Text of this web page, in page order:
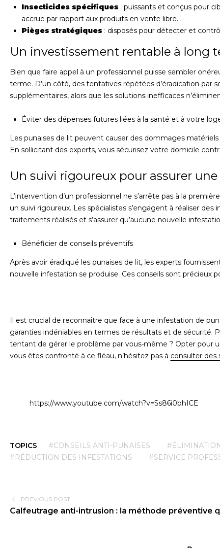
Insecticides spécifiques : puissants et conçus pour
accrue par rapport aux produits en vente libre.
Pièges stratégiques : disposés pour détecter et
Un investissement rentable à long
Bien que faire appel à un professionnel puisse sembler
terme. D’un côté, des tentatives répétées d’éradication par
supplémentaires, alors que les solutions inefficaces
Éviter des dépenses futures liées à la santé et à votre
Les punaises de lit peuvent causer des dommages
En sollicitant des experts, vous sécurisez votre domicile
Un suivi rigoureux pour assurer
L’intervention d’un professionnel ne s’arrête pas à la
un suivi rigoureux. Les spécialistes s’engagent à réaliser
traitements réalisés et s’assurer qu’aucune nouvelle
Bénéficier de conseils préventifs
Après avoir éradiqué les punaises de lit, les experts
nouvelle infestation se produise. Ces conseils sont précieux
Il est crucial de reconnaître que face à une infestation de
garanties indéniables en termes de résultats et de sécurité.
tentant de gérer le problème par vous-même ? Opter pour
vous êtes confronté à ce fléau, n’hésitez pas à consulter des
https://www.youtube.com/watch?v=Ss86i0bhICE
TOPICS #CONSEILS ANTI-PUNAISES
#RÉDUCTION DES INFESTATIONS
#SERVICE
PREVIOUS POST
Calfeutrage anti-intrusion : la méthode préventive